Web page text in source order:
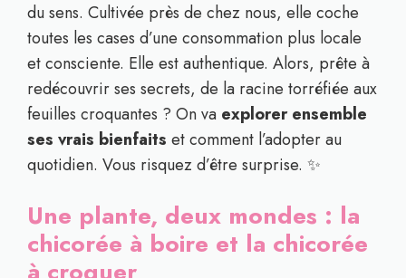
du sens. Cultivée près de chez nous, elle coche
toutes les cases d’une consommation plus locale
et consciente. Elle est authentique. Alors, prête à
redécouvrir ses secrets, de la racine torréfiée aux
feuilles croquantes ? On va explorer ensemble
ses vrais bienfaits et comment l’adopter au
quotidien. Vous risquez d’être surprise. ✨
Une plante, deux mondes : la
chicorée à boire et la chicorée